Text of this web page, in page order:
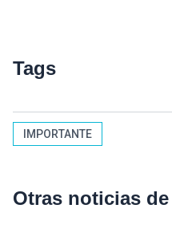
Tags
IMPORTANTE
Otras noticias